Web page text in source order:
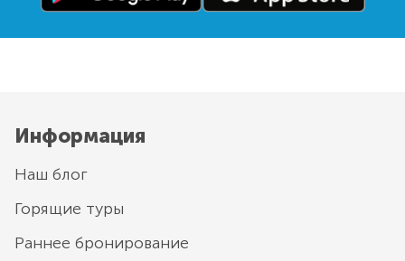
Информация
Наш блог
Горящие туры
Раннее бронирование